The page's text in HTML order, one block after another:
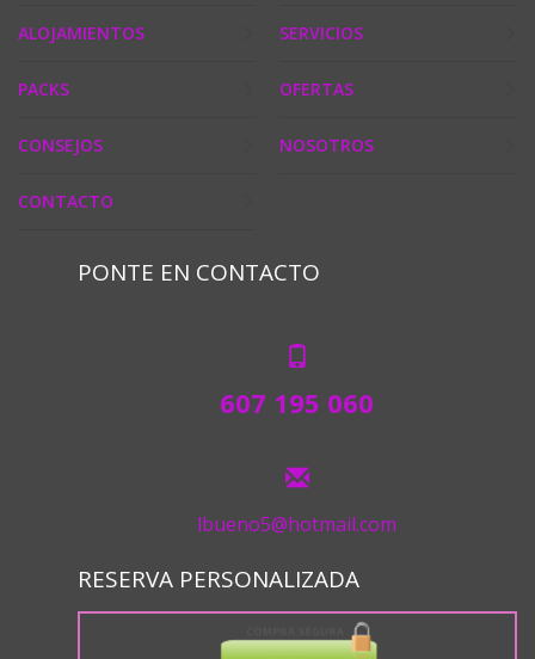
ALOJAMIENTOS SERVICIOS
PACKS OFERTAS
CONSEJOS NOSOTROS
CONTACTO
PONTE EN CONTACTO
607 195 060
lbueno5@hotmail.com
RESERVA PERSONALIZADA